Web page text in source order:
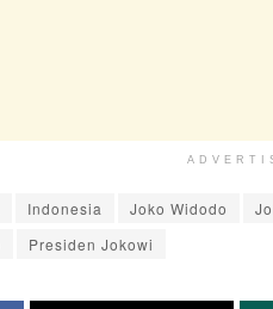
Indonesia Joko Widodo
Presiden Jokowi